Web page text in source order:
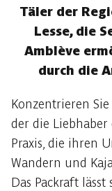
Täler der
Lesse, die
Amblève
durch die
Konzentrieren Sie
der die Liebhaber
Praxis, die ihren
Wandern und
Das Packraft